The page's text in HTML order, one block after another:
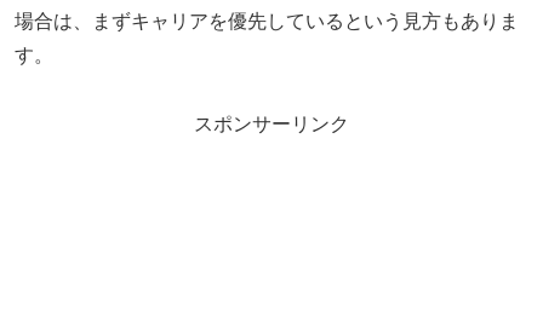
場合は、まずキャリアを優先しているという見方もありま
す。
スポンサーリンク